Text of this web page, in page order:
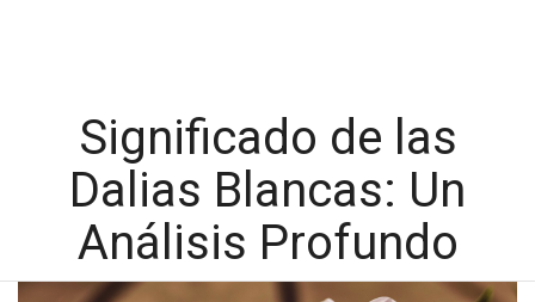
Significado de las
Dalias Blancas: Un
Análisis Profundo